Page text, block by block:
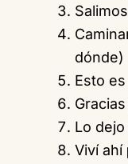
Salimos
dónde)
Esto es
Gracias
Lo dejo
Viví ahí